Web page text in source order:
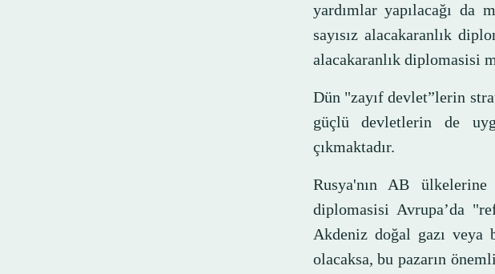
yardımlar yapılacağı da
sayısız alacakaranlık
alacakaranlık diplomasisi
Dün "zayıf devlet”lerin
güçlü devletlerin de
çıkmaktadır.
Rusya'nın AB ülkelerine
diplomasisi Avrupa’da
Akdeniz doğal gazı veya
olacaksa, bu pazarın